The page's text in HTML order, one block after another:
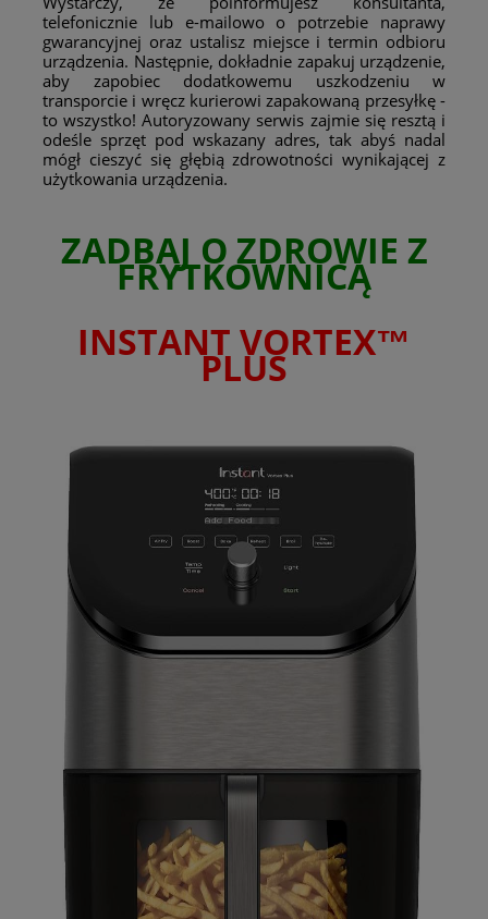
telefonicznie lub e-mailowo o potrzebie naprawy
gwarancyjnej oraz ustalisz miejsce i termin odbioru
urządzenia. Następnie, dokładnie zapakuj urządzenie,
aby zapobiec dodatkowemu uszkodzeniu w
transporcie i wręcz kurierowi zapakowaną przesyłkę -
to wszystko! Autoryzowany serwis zajmie się resztą i
odeśle sprzęt pod wskazany adres, tak abyś nadal
mógł cieszyć się głębią zdrowotności wynikającej z
użytkowania urządzenia.
ZADBAJ O ZDROWIE Z
FRYTKOWNICĄ
INSTANT VORTEX™
PLUS